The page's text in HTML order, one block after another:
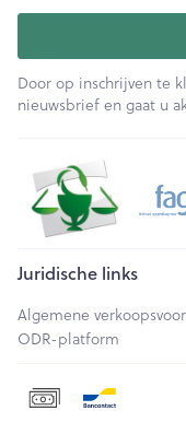
Door op inschrijven te
nieuwsbrief en gaat u
Juridische links
Algemene
ODR-platform